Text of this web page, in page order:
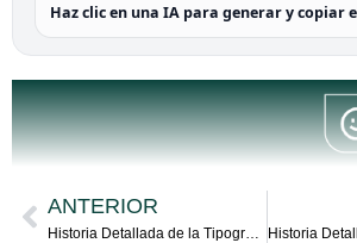
Haz clic en una IA para generar y copiar
ANTERIOR